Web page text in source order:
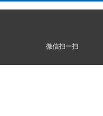
微信扫一扫